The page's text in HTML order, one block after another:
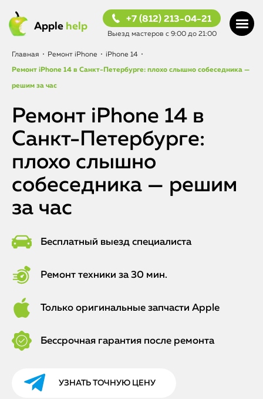
Apple help
+7 (812) 213-04-21
Выезд мастеров с 9:00 до 21:00
Главная • Ремонт iPhone • iPhone 14 •
Ремонт iPhone 14 в Санкт-Петербурге: плохо слышно собеседника —
решим за час
Ремонт iPhone 14 в
Санкт-Петербурге:
плохо слышно
собеседника — решим
за час
Бесплатный выезд специалиста
Ремонт техники за 30 мин.
Только оригинальные запчасти Apple
Бессрочная гарантия после ремонта
УЗНАТЬ ТОЧНУЮ ЦЕНУ